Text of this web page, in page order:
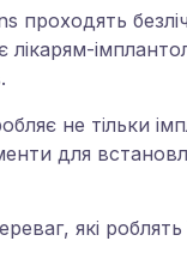
проходять
не тільки
для
які роблять